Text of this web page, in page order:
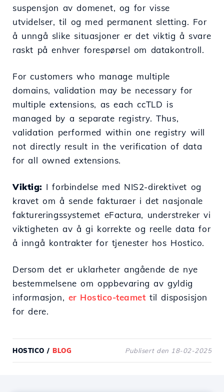
suspensjon av domenet, og for visse
utvidelser, til og med permanent sletting. For
å unngå slike situasjoner er det viktig å svare
raskt på enhver forespørsel om datakontroll.
For customers who manage multiple
domains, validation may be necessary for
multiple extensions, as each ccTLD is
managed by a separate registry. Thus,
validation performed within one registry will
not directly result in the verification of data
for all owned extensions.
Viktig: I forbindelse med NIS2-direktivet og
kravet om å sende fakturaer i det nasjonale
faktureringssystemet eFactura, understreker vi
viktigheten av å gi korrekte og reelle data for
å inngå kontrakter for tjenester hos Hostico.
Dersom det er uklarheter angående de nye
bestemmelsene om oppbevaring av gyldig
informasjon, er Hostico-teamettil disposisjon
for dere.
HOSTICO / BLOG Publisert den 18-02-2025